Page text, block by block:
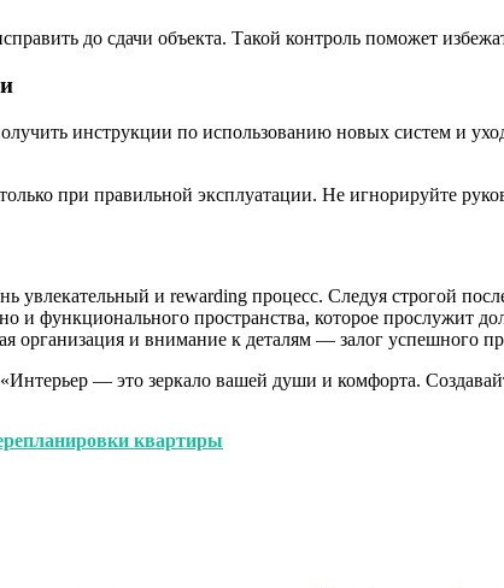
до сдачи объекта. Такой контроль поможет
инструкции по использованию новых систем и
при правильной эксплуатации. Не игнорируйте
увлекательный и rewarding процесс. Следуя строгой
и функционального пространства, которое прослужит
организация и внимание к деталям — залог успешного
— это зеркало вашей души и комфорта.
квартиры